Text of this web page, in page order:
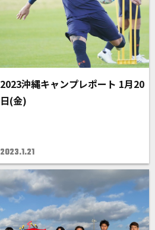
2023沖縄キャンプレポート 1月20
日(金)
2023.1.21